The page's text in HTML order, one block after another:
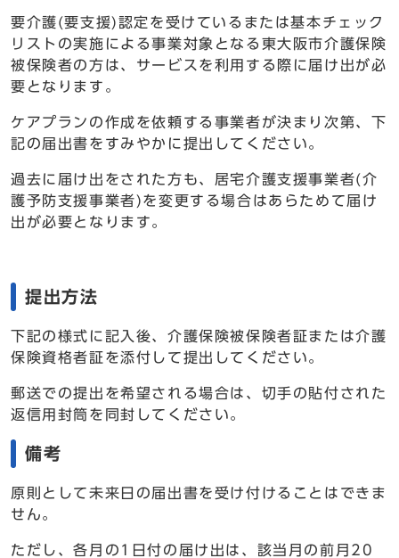
要介護(要支援)認定を受けているまたは基本チェック
リストの実施による事業対象となる東大阪市介護保険
被保険者の方は、サービスを利用する際に届け出が必
要となります。
ケアプランの作成を依頼する事業者が決まり次第、下
記の届出書をすみやかに提出してください。
過去に届け出をされた方も、居宅介護支援事業者(介
護予防支援事業者)を変更する場合はあらためて届け
出が必要となります。
提出方法
下記の様式に記入後、介護保険被保険者証または介護
保険資格者証を添付して提出してください。
郵送での提出を希望される場合は、切手の貼付された
返信用封筒を同封してください。
備考
原則として未来日の届出書を受け付けることはできま
せん。
ただし、各月の1日付の届け出は、該当月の前月20